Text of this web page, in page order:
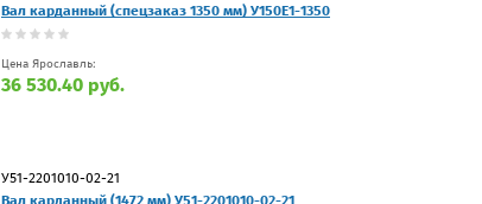
Вал карданный (спецзаказ 1350 мм) У150Е1-1350
Цена Ярославль:
36 530.40 руб.
У51-2201010-02-21
Вал карданный (1472 мм) У51-2201010-02-21